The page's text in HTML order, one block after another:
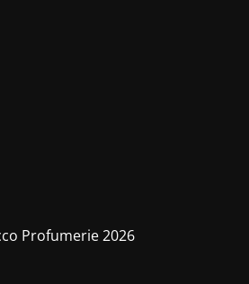
Profumerie 2026